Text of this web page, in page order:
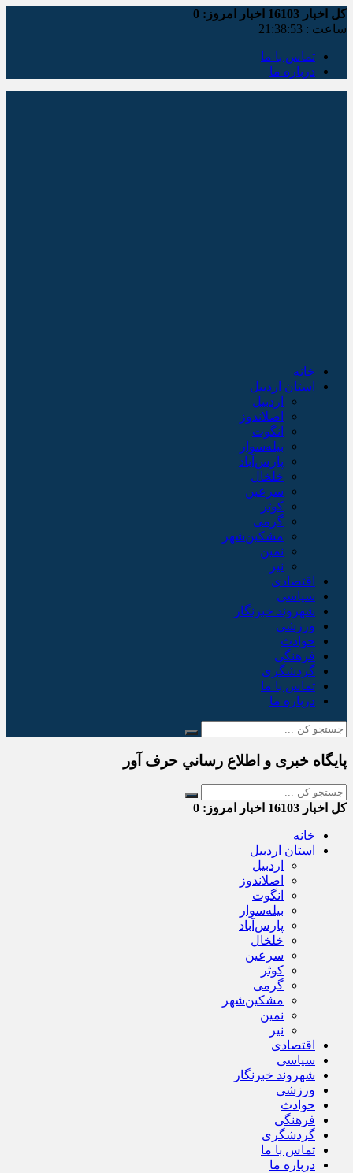
کل اخبار اخبار امروز: 0
ساعت : 21:38:53
تماس با ما
درباره ما
خانه
استان اردبیل
اردبیل
اصلاندوز
انگوت
بیله‌سوار
پارس‌آباد
خلخال
سرعین
کوثر
گرمی
مشکین‌شهر
نمین
نیر
اقتصادی
سیاسی
شهروند خبرنگار
ورزشی
حوادث
فرهنگی
گردشگری
تماس با ما
درباره ما
پایگاه خبری و اطلاع رساني حرف آور
کل اخبار اخبار امروز: 0
خانه
استان اردبیل
اردبیل
اصلاندوز
انگوت
بیله‌سوار
پارس‌آباد
خلخال
سرعین
کوثر
گرمی
مشکین‌شهر
نمین
نیر
اقتصادی
سیاسی
شهروند خبرنگار
ورزشی
حوادث
فرهنگی
گردشگری
تماس با ما
درباره ما